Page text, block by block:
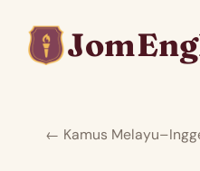
← Kamus